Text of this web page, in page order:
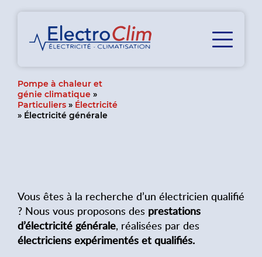
Pompe à chaleur et
génie climatique »
Particuliers » Électricité
» Électricité générale
Vous êtes à la recherche d’un électricien qualifié
? Nous vous proposons des prestations
d’électricité générale, réalisées par des
électriciens expérimentés et qualifiés.